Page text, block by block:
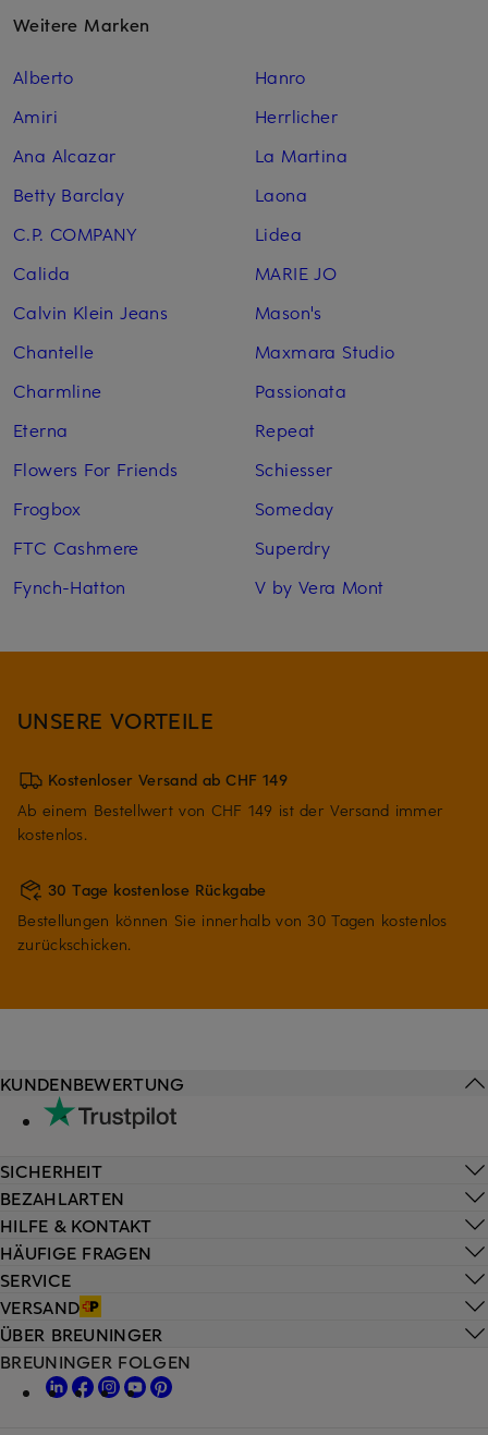
Weitere Marken
Alberto
Amiri
Ana Alcazar
Betty Barclay
C.P. COMPANY
Calida
Calvin Klein Jeans
Chantelle
Charmline
Eterna
Flowers For Friends
Frogbox
FTC Cashmere
Fynch-Hatton
Hanro
Herrlicher
La Martina
Laona
Lidea
MARIE JO
Mason's
Maxmara Studio
Passionata
Repeat
Schiesser
Someday
Superdry
V by Vera Mont
UNSERE VORTEILE
Kostenloser Versand ab CHF 149
Ab einem Bestellwert von CHF 149 ist der Versand immer
kostenlos.
30 Tage kostenlose Rückgabe
Bestellungen können Sie innerhalb von 30 Tagen kostenlos
zurückschicken.
HILFE & KONTAKT
HÄUFIGE FRAGEN
SERVICE
VERSAND
KUNDENBEWERTUNG
SICHERHEIT
BEZAHLARTEN
ÜBER BREUNINGER
BREUNINGER FOLGEN